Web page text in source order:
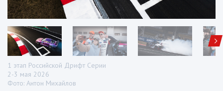
1 этап Российской Дрифт Серии
2-3 мая 2026
Фото: Антон Михайлов